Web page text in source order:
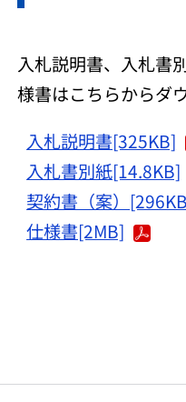
入札説明書、入札書
様書はこちらからダ
入札説明書[325KB]
入札書別紙[14.8KB]
契約書（案）
仕様書[2MB]